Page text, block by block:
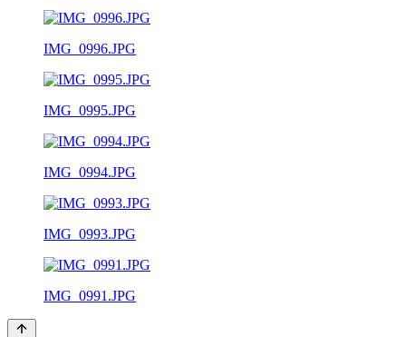
IMG_0996.JPG
IMG_0995.JPG
IMG_0994.JPG
IMG_0993.JPG
IMG_0991.JPG